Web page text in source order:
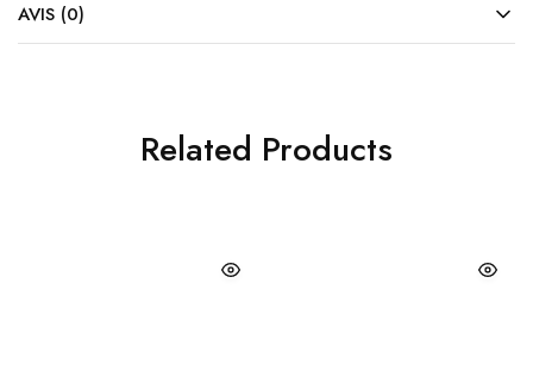
AVIS (0)
Related Products